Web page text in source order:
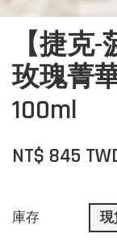
【捷克-
玫瑰菁
100ml
NT$ 845
庫存 現